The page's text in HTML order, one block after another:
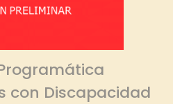
con Discapacidad